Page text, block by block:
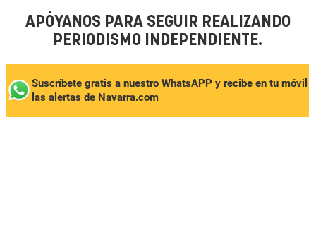
APÓYANOS PARA SEGUIR REALIZANDO
PERIODISMO INDEPENDIENTE.
Suscríbete gratis a nuestro WhatsAPP y recibe en tu móvil
las alertas de Navarra.com